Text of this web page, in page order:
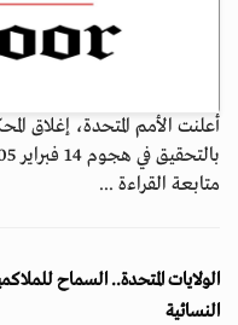
أعلنت الأمم المتحدة، إغلاق
بالتحقيق في هجوم 14 فبراير 2005 بوسط العاصمة بيروت، و...
متابعة القراءة ...
الولايات المتحدة.. السماح
النسائية